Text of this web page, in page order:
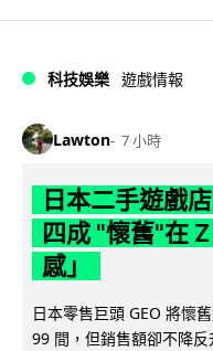
科技娛樂 遊戲情報
Lawton 7 小時
日本二手遊戲
四成 "懷舊"在
感」
日本零售巨頭 GEO 將懷
99 間，但銷售額卻不降